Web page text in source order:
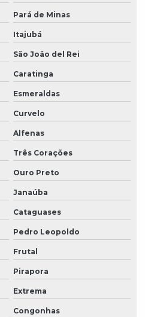
Pará de Minas
Itajubá
São João del Rei
Caratinga
Esmeraldas
Curvelo
Alfenas
Três Corações
Ouro Preto
Janaúba
Cataguases
Pedro Leopoldo
Frutal
Pirapora
Extrema
Congonhas